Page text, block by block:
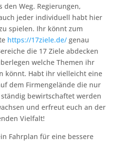
den Weg. Regierungen,
jeder individuell habt hier
spielen. Ihr könnt zum
https://17ziele.de/genau
die 17 Ziele abdecken
welche Themen ihr
könnt. Habt ihr vielleicht eine
dem Firmengelände die nur
bewirtschaftet werden
und erfreut euch an der
Vielfalt!
Fahrplan für eine bessere